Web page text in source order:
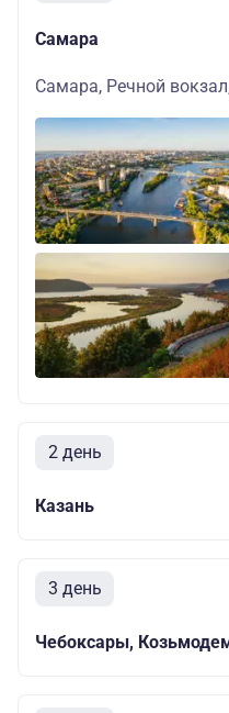
Самара
Самара, Речной
2 день
Казань
3 день
Чебоксары,